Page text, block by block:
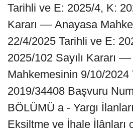
Tarihli ve E: 2025/4, K:
Kararı –– Anayasa
22/4/2025 Tarihli ve E:
2025/102 Sayılı Kararı
Mahkemesinin 9/10/2024
2019/34408 Başvuru
BÖLÜMÜ a - Yargı
Eksiltme ve İhale İlânları